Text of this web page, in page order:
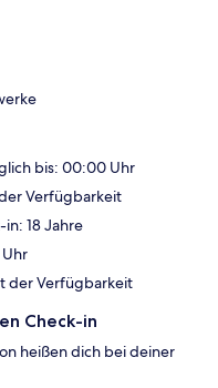
bis: 00:00 Uhr
Verfügbarkeit
18 Jahre
der Verfügbarkeit
Check-in
heißen dich bei deiner